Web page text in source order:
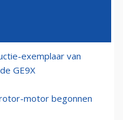
bij 777-9
exemplaar van
GE9X
motor begonnen